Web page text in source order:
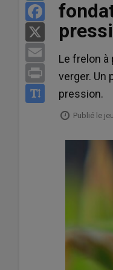
Facebook
Print
Le frelon
verger. Un
pression.
Publié le